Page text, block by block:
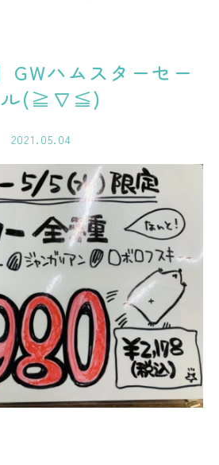
GWハムスターセー
ル(≧∇≦)
2021.05.04